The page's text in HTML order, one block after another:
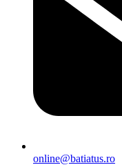
online@batiatus.ro